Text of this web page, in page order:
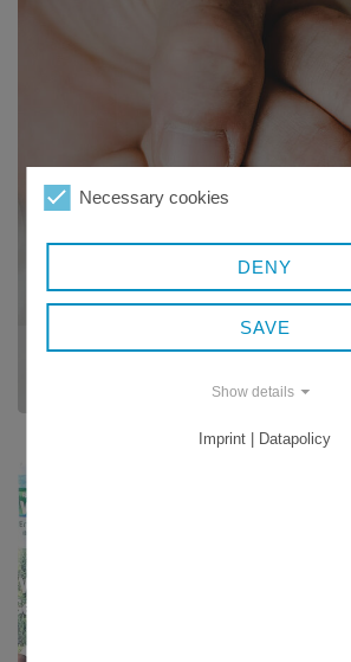
PODPORY
Necessary cookies
DENY
SAVE
Show details
Imprint | Datapolicy